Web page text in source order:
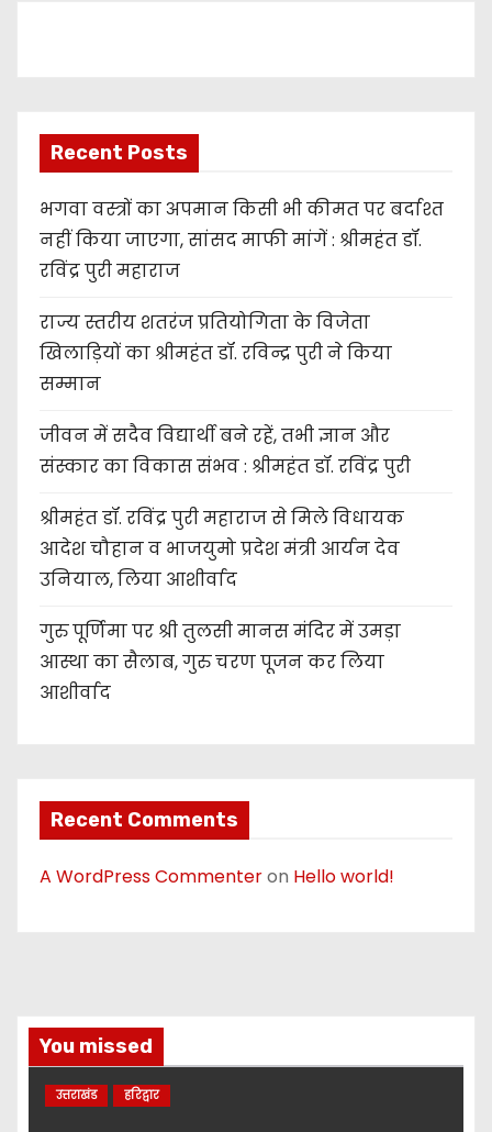
Recent Posts
भगवा वस्त्रों का अपमान किसी भी कीमत पर बर्दाश्त
नहीं किया जाएगा, सांसद माफी मांगें : श्रीमहंत डॉ.
रविंद्र पुरी महाराज
राज्य स्तरीय शतरंज प्रतियोगिता के विजेता
खिलाड़ियों का श्रीमहंत डॉ. रविन्द्र पुरी ने किया
सम्मान
जीवन में सदैव विद्यार्थी बने रहें, तभी ज्ञान और
संस्कार का विकास संभव : श्रीमहंत डॉ. रविंद्र पुरी
श्रीमहंत डॉ. रविंद्र पुरी महाराज से मिले विधायक
आदेश चौहान व भाजयुमो प्रदेश मंत्री आर्यन देव
उनियाल, लिया आशीर्वाद
गुरु पूर्णिमा पर श्री तुलसी मानस मंदिर में उमड़ा
आस्था का सैलाब, गुरु चरण पूजन कर लिया
आशीर्वाद
Recent Comments
A WordPress Commenteron Hello world!
You missed
उत्तराखंड हरिद्वार